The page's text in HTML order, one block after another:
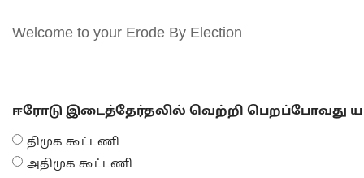
Welcome to your Erode By Election
ஈரோடு இடைத்தேர்தலில் வெற்றி பெறப்போவது
திமுக கூட்டணி
அதிமுக கூட்டணி